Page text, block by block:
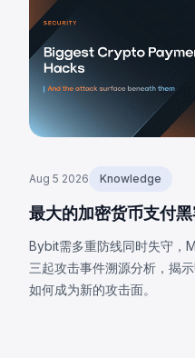
Aug 5 2026 Knowledge
最大的加密货币支付
Bybit需多重防线同时失守，
三起攻击事件溯源分析，揭
如何成为新的攻击面。